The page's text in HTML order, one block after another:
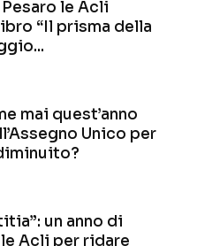
le Acli
“Il prisma della
mai quest’anno
Unico per
un anno di
Acli per ridare